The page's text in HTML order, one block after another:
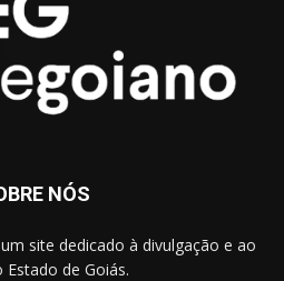
NÓS
site dedicado à divulgação e ao
de Goiás.